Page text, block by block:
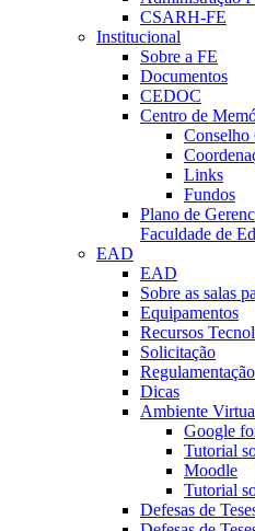
CSARH-FE
Institucional
Sobre a FE
Documentos
CEDOC
Centro de
Links
Fundos
Plano de
Faculdade de
EAD
EAD
Sobre as salas
Equipamentos
Recursos
Solicitação
Dicas
Ambiente
Google
Tutorial
Moodle
Tutorial
Defesas de